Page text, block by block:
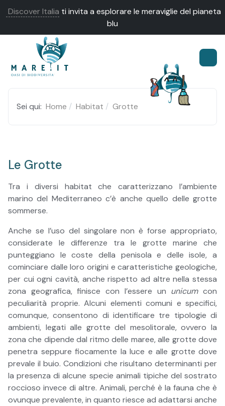
Discover Italia ti invita a esplorare le meraviglie del pianeta
blu
Sei qui: Home Habitat Grotte
Le Grotte
Tra i diversi habitat che caratterizzano l’ambiente
marino del Mediterraneo c’è anche quello delle grotte
sommerse.
Anche se l’uso del singolare non è forse appropriato,
considerate le differenze tra le grotte marine che
punteggiano le coste della penisola e delle isole, a
cominciare dalle loro origini e caratteristiche geologiche,
per cui ogni cavità, anche rispetto ad altre nella stessa
zona geografica, finisce con l’essere un unicumcon
peculiarità proprie. Alcuni elementi comuni e specifici,
comunque, consentono di identificare tre tipologie di
ambienti, legati alle grotte del mesolitorale, ovvero la
zona che dipende dal ritmo delle maree, alle grotte dove
penetra seppure fiocamente la luce e alle grotte dove
prevale il buio. Condizioni che risultano determinanti per
la presenza di alcune specie animali tipiche del sostrato
roccioso invece di altre. Animali, perché è la fauna che è
ovunque prevalente, in quanto riesce ad adattarsi anche